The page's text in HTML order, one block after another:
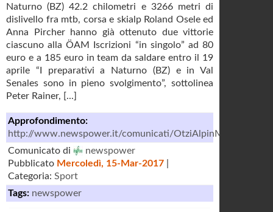
Naturno (BZ) 42.2 chilometri e 3266 metri di
dislivello fra mtb, corsa e skialp Roland Osele ed
Anna Pircher hanno già ottenuto due vittorie
ciascuno alla ÖAM Iscrizioni “in singolo” ad 80
euro e a 185 euro in team da saldare entro il 19
aprile “I preparativi a Naturno (BZ) e in Val
Senales sono in pieno svolgimento”, sottolinea
Peter Rainer, [...]
Approfondimento:
http://www.newspower.it/comunicati/
Comunicato di
newspower
Pubblicato Mercoledì, 15-Mar-2017
Categoria: Sport
Tags: newspower